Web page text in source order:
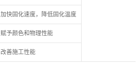
加快固化速度，降低固化温度
赋予颜色和物理性能
改善施工性能